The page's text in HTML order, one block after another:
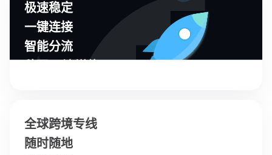
极速稳定
一键连接
智能分流
全球跨境专线
随时随地